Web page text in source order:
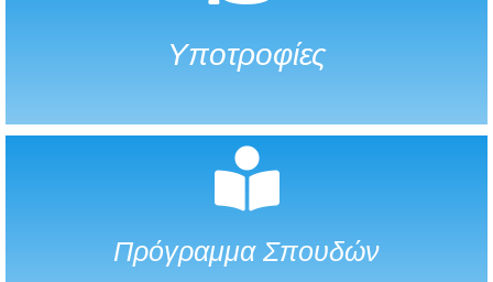
Υποτροφίες
Πρόγραμμα Σπουδών